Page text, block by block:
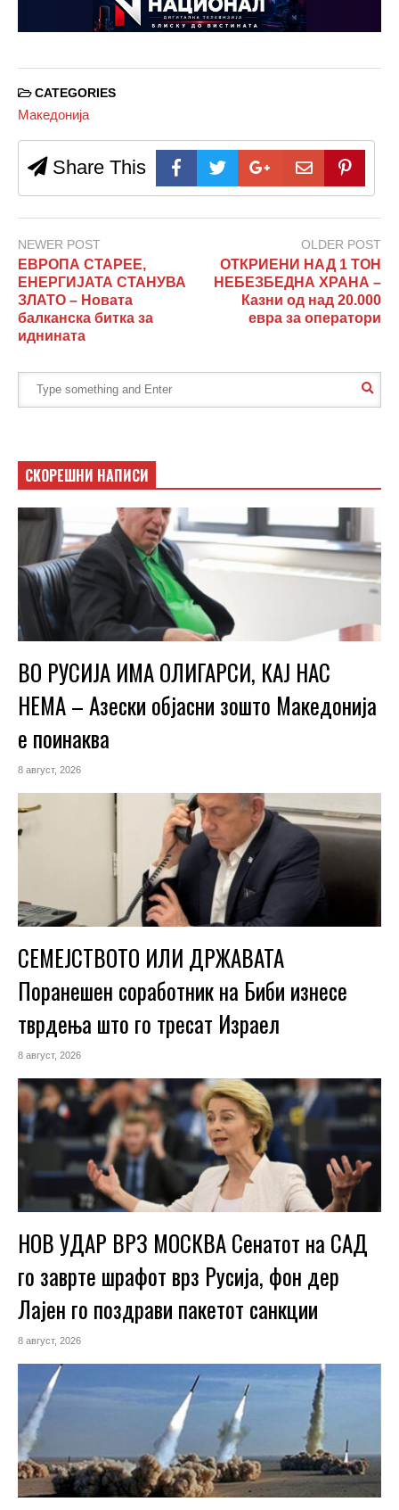
CATEGORIES
Македонија
Share This
NEWER POST
ЕВРОПА СТАРЕЕ,
ЕНЕРГИЈАТА СТАНУВА
ЗЛАТО – Новата
балканска битка за
иднината
OLDER POST
ОТКРИЕНИ НАД 1 ТОН
НЕБЕЗБЕДНА ХРАНА –
Казни од над 20.000
евра за оператори
СКОРЕШНИ НАПИСИ
ВО РУСИЈА ИМА ОЛИГАРСИ, КАЈ НАС
НЕМА – Азески објасни зошто Македонија
е поинаква
8 август, 2026
СЕМЕЈСТВОТО ИЛИ ДРЖАВАТА
Поранешен соработник на Биби изнесе
тврдења што го тресат Израел
8 август, 2026
НОВ УДАР ВРЗ МОСКВА Сенатот на САД
го заврте шрафот врз Русија, фон дер
Лајен го поздрави пакетот санкции
8 август, 2026